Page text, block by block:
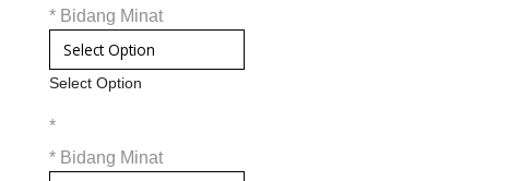
* Bidang Minat
Select Option
*
* Bidang Minat